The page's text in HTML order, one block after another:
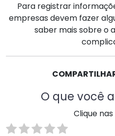
Para registrar
empresas devem fazer
saber mais sobre o
O que você
Clique